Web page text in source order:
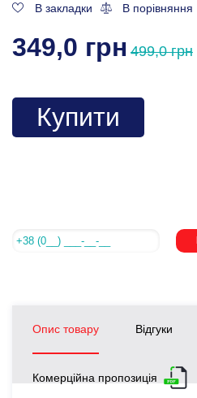
В закладки В порівняння
349,0 грн 499,0 грн
Купити
Опис товару Відгуки
Комерційна пропозиція